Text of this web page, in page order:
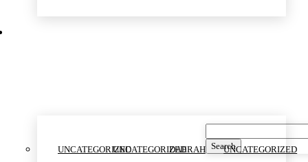
UNCATEGORIZEDUNCATEGORIZEDDAERAH UNCATEGORIZED
Search